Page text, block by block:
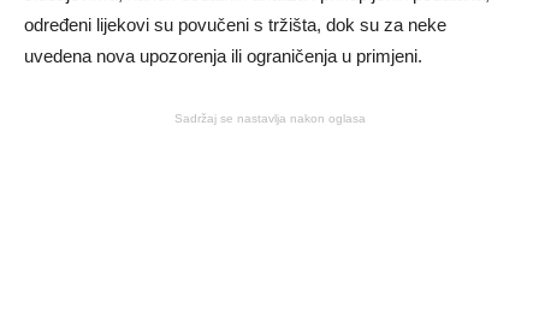
određeni lijekovi su povučeni s tržišta, dok su za neke
uvedena nova upozorenja ili ograničenja u primjeni.
Sadržaj se nastavlja nakon oglasa